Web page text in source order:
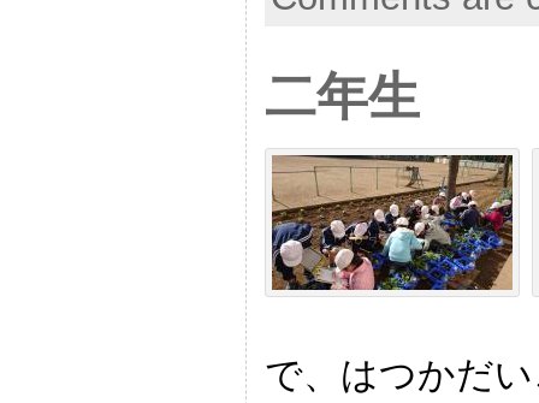
二年生
で、はつかだ